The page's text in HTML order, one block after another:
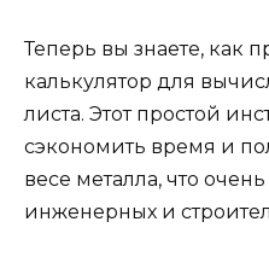
Теперь вы знаете, как
калькулятор для
листа. Этот простой
сэкономить время и
весе металла, что
инженерных и